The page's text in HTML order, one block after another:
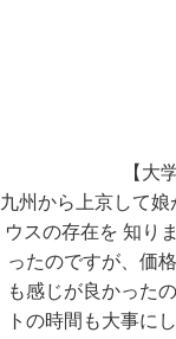
【大
九州から上京して
ウスの存在を 知り
ったのですが、価
も感じが良かった
トの時間も大事に